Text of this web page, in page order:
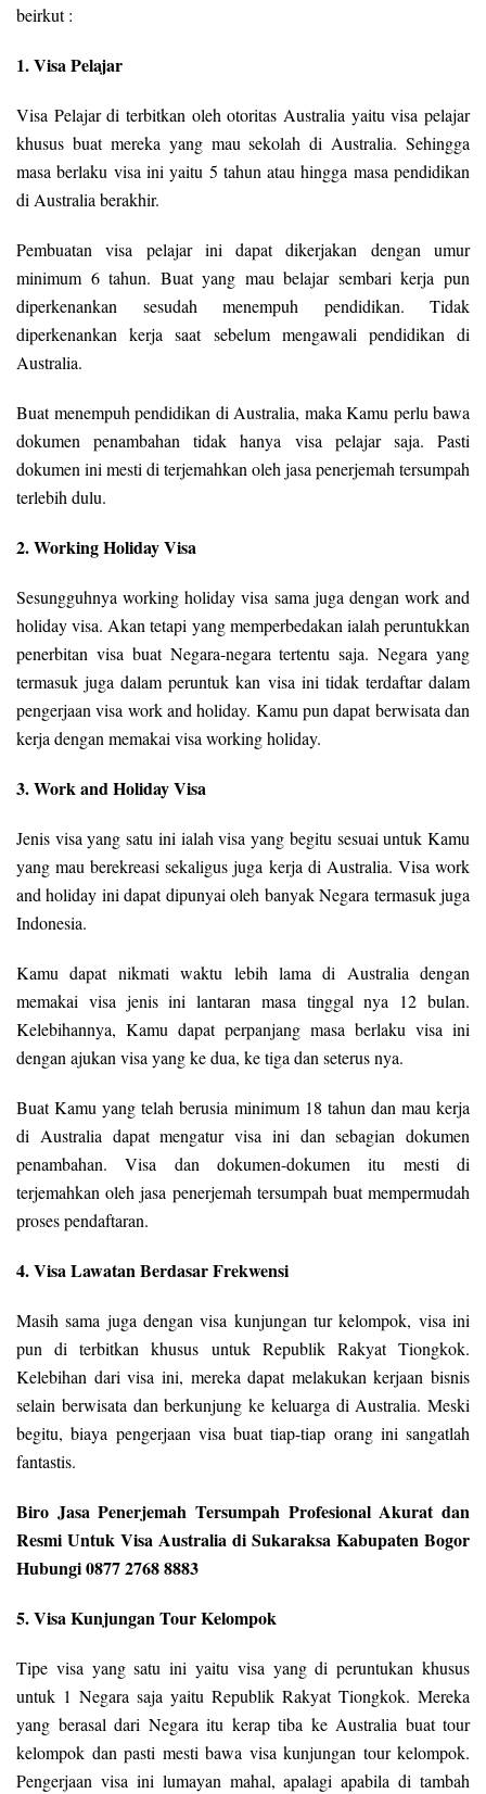
beirkut :
1. Visa Pelajar
Visa Pelajar di terbitkan oleh otoritas Australia yaitu visa pelajar
khusus buat mereka yang mau sekolah di Australia. Sehingga
masa berlaku visa ini yaitu 5 tahun atau hingga masa pendidikan
di Australia berakhir.
Pembuatan visa pelajar ini dapat dikerjakan dengan umur
minimum 6 tahun. Buat yang mau belajar sembari kerja pun
diperkenankan sesudah menempuh pendidikan. Tidak
diperkenankan kerja saat sebelum mengawali pendidikan di
Australia.
Buat menempuh pendidikan di Australia, maka Kamu perlu bawa
dokumen penambahan tidak hanya visa pelajar saja. Pasti
dokumen ini mesti di terjemahkan oleh jasa penerjemah tersumpah
terlebih dulu.
2. Working Holiday Visa
Sesungguhnya working holiday visa sama juga dengan work and
holiday visa. Akan tetapi yang memperbedakan ialah peruntukkan
penerbitan visa buat Negara-negara tertentu saja. Negara yang
termasuk juga dalam peruntuk kan visa ini tidak terdaftar dalam
pengerjaan visa work and holiday. Kamu pun dapat berwisata dan
kerja dengan memakai visa working holiday.
3. Work and Holiday Visa
Jenis visa yang satu ini ialah visa yang begitu sesuai untuk Kamu
yang mau berekreasi sekaligus juga kerja di Australia. Visa work
and holiday ini dapat dipunyai oleh banyak Negara termasuk juga
Indonesia.
Kamu dapat nikmati waktu lebih lama di Australia dengan
memakai visa jenis ini lantaran masa tinggal nya 12 bulan.
Kelebihannya, Kamu dapat perpanjang masa berlaku visa ini
dengan ajukan visa yang ke dua, ke tiga dan seterus nya.
Buat Kamu yang telah berusia minimum 18 tahun dan mau kerja
di Australia dapat mengatur visa ini dan sebagian dokumen
penambahan. Visa dan dokumen-dokumen itu mesti di
terjemahkan oleh jasa penerjemah tersumpah buat mempermudah
proses pendaftaran.
4. Visa Lawatan Berdasar Frekwensi
Masih sama juga dengan visa kunjungan tur kelompok, visa ini
pun di terbitkan khusus untuk Republik Rakyat Tiongkok.
Kelebihan dari visa ini, mereka dapat melakukan kerjaan bisnis
selain berwisata dan berkunjung ke keluarga di Australia. Meski
begitu, biaya pengerjaan visa buat tiap-tiap orang ini sangatlah
fantastis.
Biro Jasa Penerjemah Tersumpah Profesional Akurat dan
Resmi Untuk Visa Australia di Sukaraksa Kabupaten Bogor
Hubungi 0877 2768 8883
5. Visa Kunjungan Tour Kelompok
Tipe visa yang satu ini yaitu visa yang di peruntukan khusus
untuk 1 Negara saja yaitu Republik Rakyat Tiongkok. Mereka
yang berasal dari Negara itu kerap tiba ke Australia buat tour
kelompok dan pasti mesti bawa visa kunjungan tour kelompok.
Pengerjaan visa ini lumayan mahal, apalagi apabila di tambah